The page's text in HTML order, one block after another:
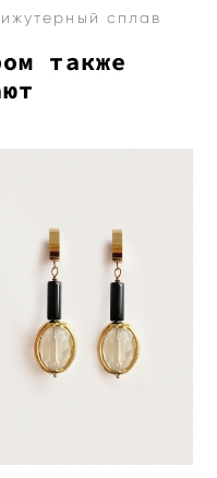
сплав
также